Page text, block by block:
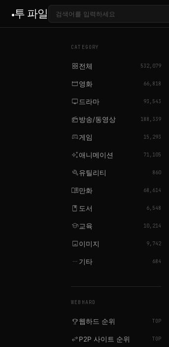
투 파일
CATEGORY
grid_view전체 532,079
movie영화 66,818
tv 드라마 93,543
radio방송/동영상 188,339
sports_esports게임 15,293
auto_awesome애니메이션 71,105
build유틸리티 860
menu_book만화 68,614
book 도서 6,548
school교육 10,214
image이미지 9,742
more_horiz 기타 684
WEBHARD
emoji_events웹하드 순위 TOP
swap_horizP2P 사이트 순위 TOP